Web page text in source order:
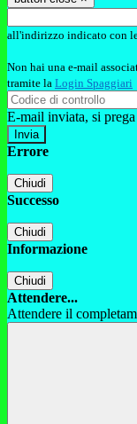
all'indirizzo indicato con
Non hai una e-mail
tramite la Login Spaggiari
E-mail inviata, si
Errore
Chiudi
Successo
Chiudi
Informazione
Chiudi
Attendere...
Attendere il